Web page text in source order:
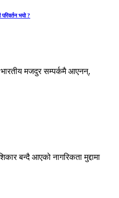
भयो ?
मजदुर सम्पर्कमै आएनन्,
बन्दै आएको नागरिकता मुद्दामा